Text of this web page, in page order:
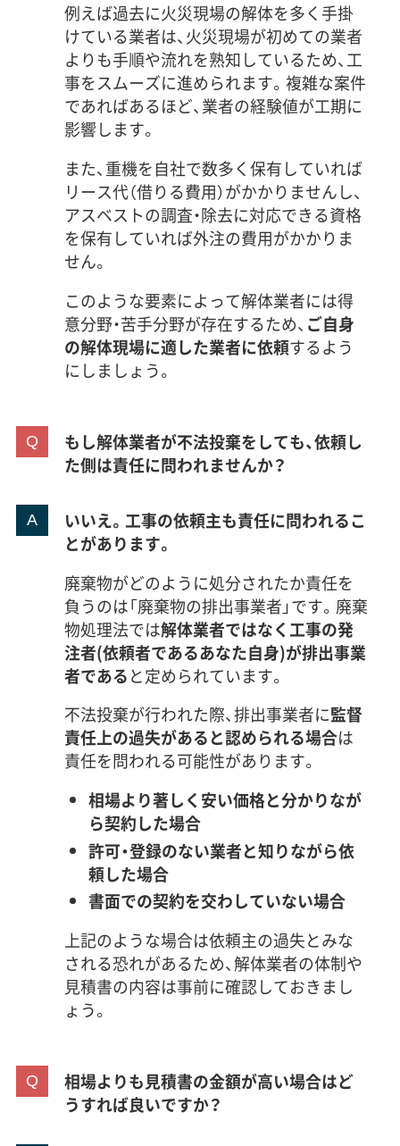
例えば過去に火災現場の解体を多く手掛
けている業者は、火災現場が初めての業者
よりも手順や流れを熟知しているため、工
事をスムーズに進められます。複雑な案件
であればあるほど、業者の経験値が工期に
影響します。
また、重機を自社で数多く保有していれば
リース代（借りる費用）がかかりませんし、
アスベストの調査・除去に対応できる資格
を保有していれば外注の費用がかかりま
せん。
このような要素によって解体業者には得
意分野・苦手分野が存在するため、 ご自身
の解体現場に適した業者に依頼するよう
にしましょう。
もし解体業者が不法投棄をしても、依頼し
た側は責任に問われませんか？
いいえ。工事の依頼主も責任に問われるこ
とがあります。
廃棄物がどのように処分されたか責任を
負うのは「廃棄物の排出事業者」です。廃棄
物処理法では解体業者ではなく工事の発
注者(依頼者であるあなた自身)が排出事業
者であると定められています。
不法投棄が行われた際、排出事業者に監督
責任上の過失があると認められる場合は
責任を問われる可能性があります。
相場より著しく安い価格と分かりなが
ら契約した場合
許可・登録のない業者と知りながら依
頼した場合
書面での契約を交わしていない場合
上記のような場合は依頼主の過失とみな
される恐れがあるため、解体業者の体制や
見積書の内容は事前に確認しておきまし
ょう。
相場よりも見積書の金額が高い場合はど
うすれば良いですか？